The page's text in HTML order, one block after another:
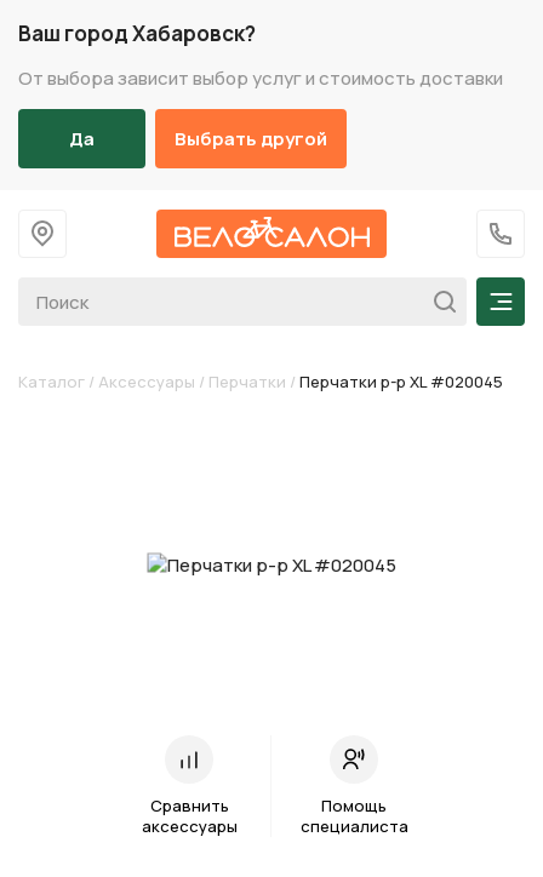
Ваш город Хабаровск?
От выбора зависит выбор услуг и стоимость доставки
Да Выбрать другой
На главную
+7
Каталог / Аксессуары / Перчатки / Перчатки р-р XL #020045
Сравнить
аксессуары
Помощь
специалиста